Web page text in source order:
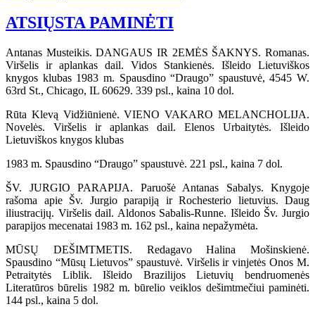
ATSIŲSTA PAMINĖTI
Antanas Musteikis. DANGAUS IR 2EMĖS ŠAKNYS. Romanas.
Viršelis ir aplankas dail. Vidos Stankienės. Išleido Lietuviškos
knygos klubas 1983 m. Spausdino “Draugo” spaustuvė, 4545 W.
63rd St., Chicago, IL 60629. 339 psl., kaina 10 dol.
Rūta Klevą Vidžiūnienė. VIENO VAKARO MELANCHOLIJA.
Novelės. Viršelis ir aplankas dail. Elenos Urbaitytės. Išleido
Lietuviškos knygos klubas
1983 m. Spausdino “Draugo” spaustuvė. 221 psl., kaina 7 dol.
ŠV. JURGIO PARAPIJA. Paruošė Antanas Sabalys. Knygoje
rašoma apie Šv. Jurgio parapiją ir Rochesterio lietuvius. Daug
iliustracijų. Viršelis dail. Aldonos Sabalis-Runne. Išleido Šv. Jurgio
parapijos mecenatai 1983 m. 162 psl., kaina nepažymėta.
MŪSŲ DEŠIMTMETIS. Redagavo Halina Mošinskienė.
Spausdino “Mūsų Lietuvos” spaustuvė. Viršelis ir vinjetės Onos M.
Petraitytės Liblik. Išleido Brazilijos Lietuvių bendruomenės
Literatūros būrelis 1982 m. būrelio veiklos dešimtmečiui paminėti.
144 psl., kaina 5 dol.